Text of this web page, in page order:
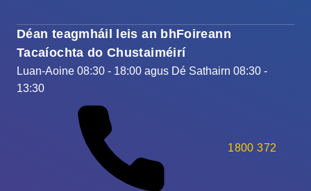
Déan teagmháil leis an bhFoireann
Tacaíochta do Chustaiméirí
Luan-Aoine 08:30 - 18:00 agus Dé Sathairn 08:30 -
13:30
1800 372